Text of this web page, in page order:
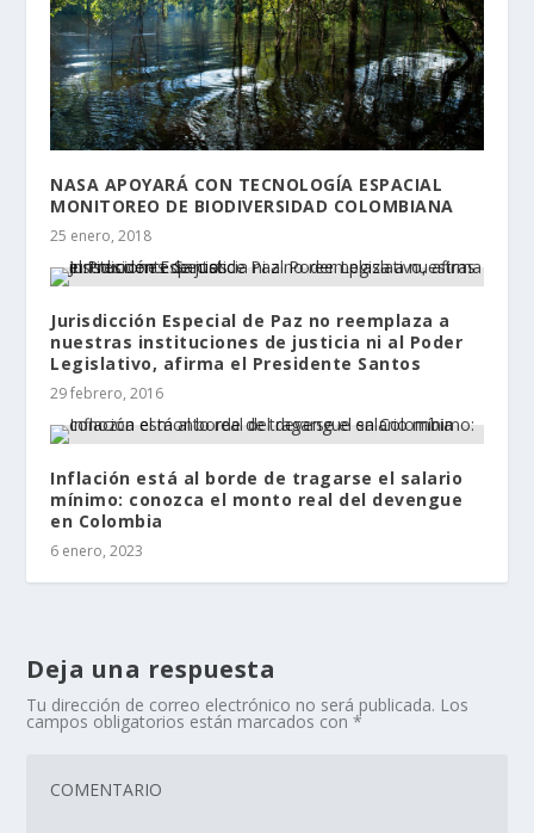
NASA APOYARÁ CON TECNOLOGÍA ESPACIAL
MONITOREO DE BIODIVERSIDAD COLOMBIANA
25 enero, 2018
Jurisdicción Especial de Paz no reemplaza a
nuestras instituciones de justicia ni al Poder
Legislativo, afirma el Presidente Santos
29 febrero, 2016
Inflación está al borde de tragarse el salario
mínimo: conozca el monto real del devengue
en Colombia
6 enero, 2023
Deja una respuesta
Tu dirección de correo electrónico no será publicada. Los
campos obligatorios están marcados con*